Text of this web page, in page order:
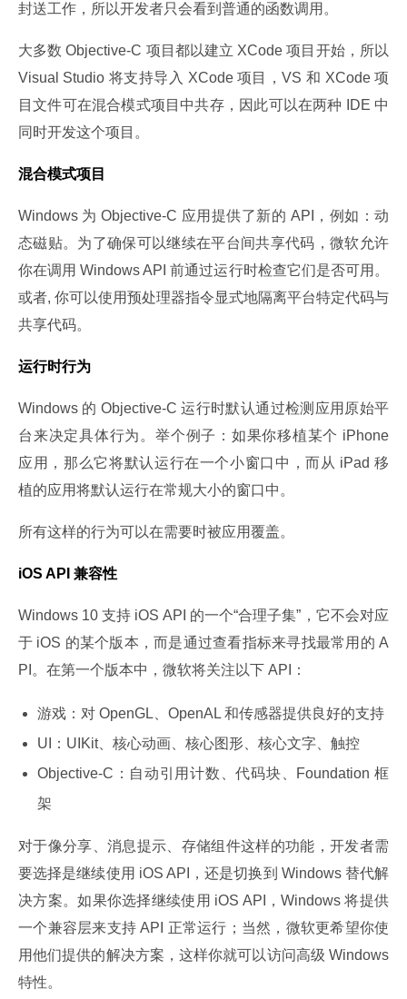
封送工作，所以开发者只会看到普通的函数调用。
大多数 Objective-C 项目都以建立 XCode 项目开始，所以
Visual Studio 将支持导入 XCode 项目，VS 和 XCode 项
目文件可在混合模式项目中共存，因此可以在两种 IDE 中
同时开发这个项目。
混合模式项目
Windows 为 Objective-C 应用提供了新的 API，例如：动
态磁贴。为了确保可以继续在平台间共享代码，微软允许
你在调用 Windows API 前通过运行时检查它们是否可用。
或者, 你可以使用预处理器指令显式地隔离平台特定代码与
共享代码。
运行时行为
Windows 的 Objective-C 运行时默认通过检测应用原始平
台来决定具体行为。举个例子：如果你移植某个 iPhone
应用，那么它将默认运行在一个小窗口中，而从 iPad 移
植的应用将默认运行在常规大小的窗口中。
所有这样的行为可以在需要时被应用覆盖。
iOS API 兼容性
Windows 10 支持 iOS API 的一个“合理子集”，它不会对应
于 iOS 的某个版本，而是通过查看指标来寻找最常用的 A
PI。在第一个版本中，微软将关注以下 API：
游戏：对 OpenGL、OpenAL 和传感器提供良好的支持
UI：UIKit、核心动画、核心图形、核心文字、触控
Objective-C：自动引用计数、代码块、Foundation 框
架
对于像分享、消息提示、存储组件这样的功能，开发者需
要选择是继续使用 iOS API，还是切换到 Windows 替代解
决方案。如果你选择继续使用 iOS API，Windows 将提供
一个兼容层来支持 API 正常运行；当然，微软更希望你使
用他们提供的解决方案，这样你就可以访问高级 Windows
特性。